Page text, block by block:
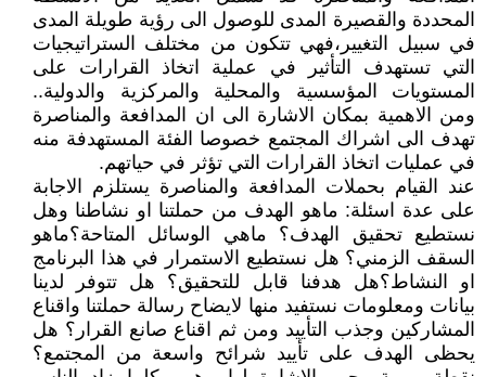
المحددة والقصيرة المدى للوصول الى رؤية طويلة المدى
في سبيل التغيير،فهي تتكون من مختلف الستراتيجيات
التي تستهدف التأثير في عملية اتخاذ القرارات على
المستويات المؤسسية والمحلية والمركزية والدولية..
ومن الاهمية بمكان الاشارة الى ان المدافعة والمناصرة
تهدف الى اشراك المجتمع خصوصا الفئة المستهدفة منه
في عمليات اتخاذ القرارات التي تؤثر في حياتهم.
عند القيام بحملات المدافعة والمناصرة يستلزم الاجابة
على عدة اسئلة: ماهو الهدف من حملتنا او نشاطنا وهل
نستطيع تحقيق الهدف؟ ماهي الوسائل المتاحة؟ماهو
السقف الزمني؟ هل نستطيع الاستمرار في هذا البرنامج
او النشاط؟هل هدفنا قابل للتحقيق؟ هل تتوفر لدينا
بيانات ومعلومات نستفيد منها لايضاح رسالة حملتنا واقناع
المشاركين وجذب التأييد ومن ثم اقناع صانع القرار؟ هل
يحظى الهدف على تأييد شرائح واسعة من المجتمع؟